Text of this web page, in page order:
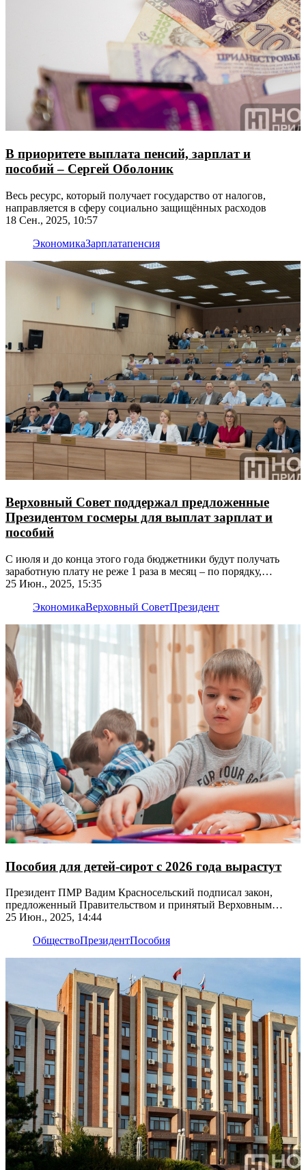
В приоритете выплата пенсий, зарплат и
пособий – Сергей Оболоник
Весь ресурс, который получает государство от налогов,
направляется в сферу социально защищённых расходов
18 Сен., 2025, 10:57
ЭкономикаЗарплатапенсия
Верховный Совет поддержал предложенные
Президентом госмеры для выплат зарплат и
пособий
С июля и до конца этого года бюджетники будут получать
заработную плату не реже 1 раза в месяц – по порядку,
который установит Правительство
25 Июн., 2025, 15:35
ЭкономикаВерховный СоветПрезидент
Пособия для детей-сирот с 2026 года вырастут
Президент ПМР Вадим Красносельский подписал закон,
предложенный Правительством и принятый Верховным
Советом
25 Июн., 2025, 14:44
ОбществоПрезидентПособия